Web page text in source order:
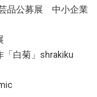
品公募展 中小企業
「白菊」shrakiku